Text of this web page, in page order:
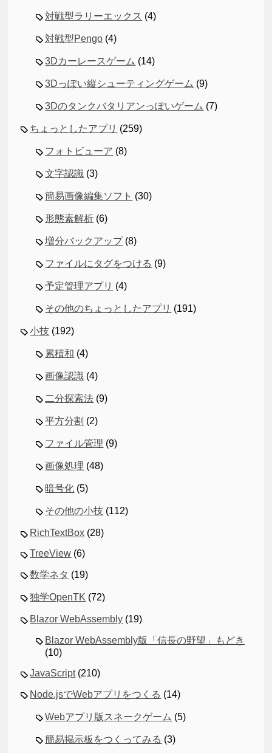
対戦型ラリーエックス (4)
対戦型Pengo (4)
3Dカーレースゲーム (14)
3Dっぽい縦シューティングゲーム (9)
3Dのタンクバタリアンっぽいゲーム (7)
ちょっとしたアプリ (259)
フォトビューア (8)
文字認識 (3)
簡易画像編集ソフト (30)
形態素解析 (6)
増分バックアップ(8)
ファイルにタグをつける (9)
予定管理アプリ (4)
その他のちょっとしたアプリ (191)
小技 (192)
累積和 (4)
画像認識 (4)
二分探索法 (9)
平方分割 (2)
ファイル管理 (9)
画像処理 (48)
暗号化 (5)
その他の小技 (112)
RichTextBox (28)
TreeView (6)
数学ネタ (19)
独学OpenTK (72)
Blazor WebAssembly (19)
Blazor WebAssembly版「信長の野望」もどき
(10)
JavaScript(210)
Node.jsでWebアプリをつくる (14)
Webアプリ版スネークゲーム (5)
簡易掲示板をつくってみる (3)